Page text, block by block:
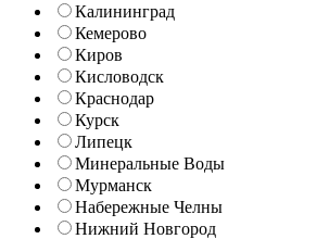
Калининград
Кемерово
Киров
Кисловодск
Краснодар
Курск
Липецк
Минеральные Воды
Мурманск
Набережные Челны
Нижний Новгород